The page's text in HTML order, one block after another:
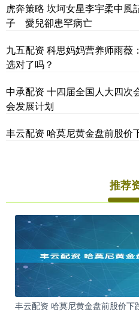
虎奔策略 坎坷女星李宇柔中風
子 愛兒卻患罕病亡
九五配资 科思妈妈营养师雨薇
选对了吗？
中承配资 十四届全国人大四次
会发展计划
丰云配资 哈莫尼黄金盘前股价
推荐
丰云配资 哈莫尼黄金盘前股价下